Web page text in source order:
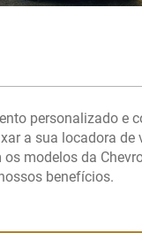
personalizado e
a sua locadora de
modelos da
benefícios.